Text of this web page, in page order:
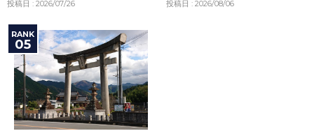
投稿日 : 2026/07/26 投稿日 : 2026/08/06